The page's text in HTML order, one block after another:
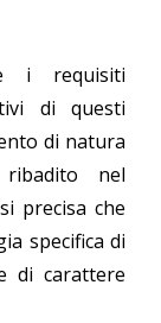
i requisiti
di questi
di natura
nel
precisa che
specifica di
di carattere